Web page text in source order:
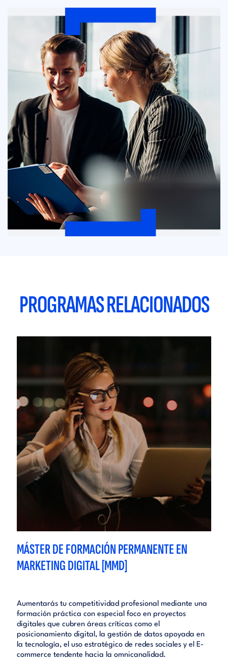
PROGRAMAS RELACIONADOS
MÁSTER DE FORMACIÓN PERMANENTE EN
MARKETING DIGITAL [MMD]
Aumentarás tu competitividad profesional mediante una
formación práctica con especial foco en proyectos
digitales que cubren áreas críticas como el
posicionamiento digital, la gestión de datos apoyada en
la tecnología, el uso estratégico de redes sociales y el E-
commerce tendente hacia la omnicanalidad.